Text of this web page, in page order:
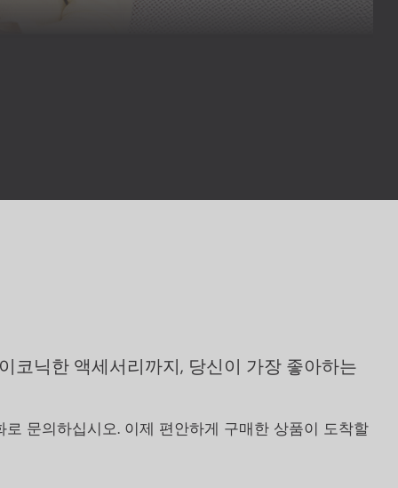
코닉한 액세서리까지, 당신이 가장 좋아하는
문의하십시오. 이제 편안하게 구매한 상품이 도착할